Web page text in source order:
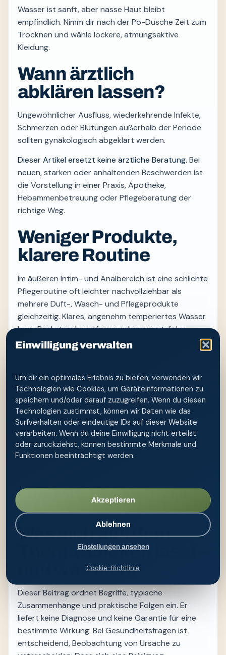
Einwilligung verwalten
Um dir ein optimales Erlebnis zu bieten, verwenden wir
Technologien wie Cookies, um Geräteinformationen zu
speichern und/oder darauf zuzugreifen. Wenn du diesen
Technologien zustimmst, können wir Daten wie das
Surfverhalten oder eindeutige IDs auf dieser Website
verarbeiten. Wenn du deine Einwilligung nicht erteilst
oder zurückziehst, können bestimmte Merkmale und
Funktionen beeinträchtigt werden.
Akzeptieren
Ablehnen
Einstellungen ansehen
Cookie-Richtlinie
Wasser ist sanft, aber nasse Haut bleibt
empfindlich. Nimm dir nach der Po-Dusche Zeit zum
Trocknen und wähle lockere, atmungsaktive
Kleidung.
Wann ärztlich
abklären lassen?
Ungewöhnlicher Ausfluss, wiederkehrende Infekte,
Schmerzen oder Blutungen außerhalb der Periode
sollten gynäkologisch abgeklärt werden.
Dieser Artikel ersetzt keine ärztliche Beratung. Bei
neuen, starken oder anhaltenden Beschwerden ist
die Vorstellung in einer Praxis, Apotheke,
Hebammenbetreuung oder Pflegeberatung der
richtige Weg.
Weniger Produkte,
klarere Routine
Im äußeren Intim- und Analbereich ist eine schlichte
Pflegeroutine oft leichter nachvollziehbar als
mehrere Duft-, Wasch- und Pflegeprodukte
gleichzeitig. Klares, angenehm temperiertes Wasser
kann Rückstände entfernen, ohne zusätzliche
Inhaltsstoffe auf die Haut zu bringen. Entscheidend
sind wenig Druck, kurze Anwendung und
Eine Po-Dusche ist für die äußere Reinigung
gedacht. Sie ersetzt weder eine Diagnose noch
Medikamente oder Wundversorgung. Wer neue
Beschwerden bemerkt, sollte nicht mehrere
Hausmittel parallel testen, sondern Verlauf,
Auslöser und Begleitsymptome notieren.
Beschwerden sollten medizinisch eingeordnet
werden.
Was sich aus dem
Thema ableiten lässt –
und was nicht
Dieser Beitrag ordnet Begriffe, typische
Zusammenhänge und praktische Folgen ein. Er
liefert keine Diagnose und keine Garantie für eine
bestimmte Wirkung. Bei Gesundheitsfragen ist
entscheidend, Beobachtung von Ursache zu